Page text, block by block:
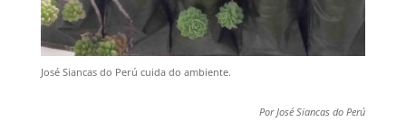
José Siancas do Perú cuida do ambiente.
Por José Siancas do Perú